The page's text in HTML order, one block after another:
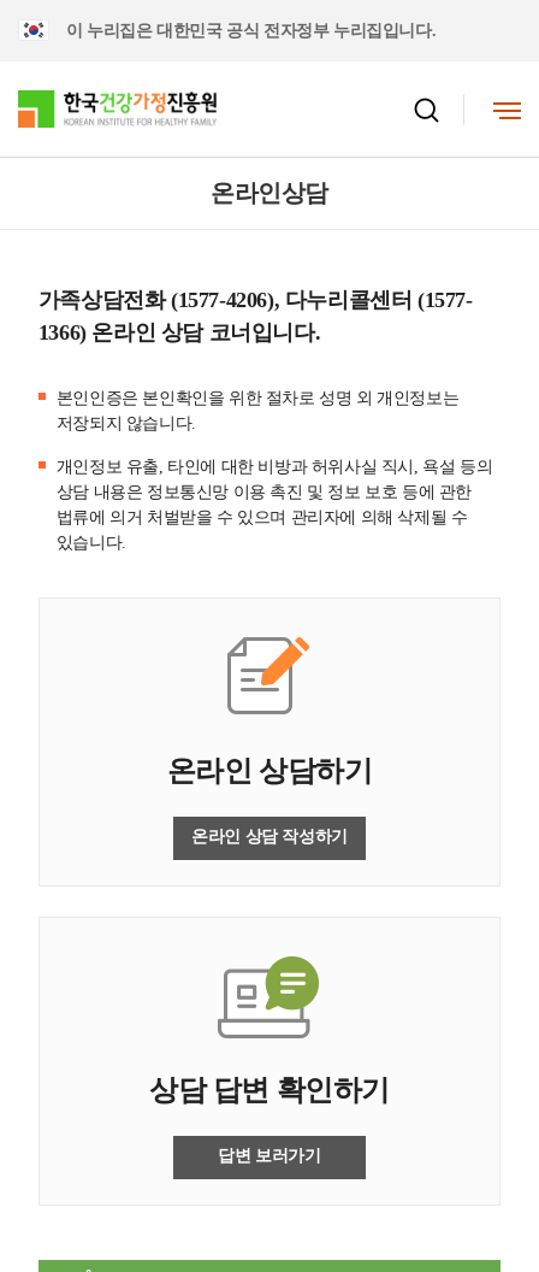
이 누리집은 대한민국 공식 전자정부 누리집입니다.
온라인상담
가족상담전화 (1577-4206), 다누리콜센터 (1577-
1366) 온라인 상담 코너입니다.
본인인증은 본인확인을 위한 절차로 성명 외 개인정보는
저장되지 않습니다.
개인정보 유출, 타인에 대한 비방과 허위사실 직시, 욕설 등의
상담 내용은 정보통신망 이용 촉진 및 정보 보호 등에 관한
법류에 의거 처벌받을 수 있으며 관리자에 의해 삭제될 수
있습니다.
온라인 상담하기
온라인 상담 작성하기
상담 답변 확인하기
답변 보러가기